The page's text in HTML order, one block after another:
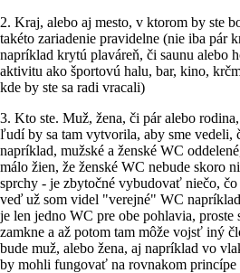
2. Kraj, alebo aj mesto, v ktorom by ste
takéto zariadenie pravidelne (nie iba pár
napríklad krytú plaváreň, či saunu alebo
aktivitu ako športovú halu, bar, kino,
kde by ste sa radi vracali)
3. Kto ste. Muž, žena, či pár alebo
ľudí by sa tam vytvorila, aby sme vedeli,
napríklad, mužské a ženské WC
málo žien, že ženské WC nebude skoro
sprchy - je zbytočné vybudovať niečo, čo
veď už som videl "verejné" WC
je len jedno WC pre obe pohlavia, proste
zamkne a až potom tam môže vojsť iný
bude muž, alebo žena, aj napríklad vo
by mohli fungovať na rovnakom princípe